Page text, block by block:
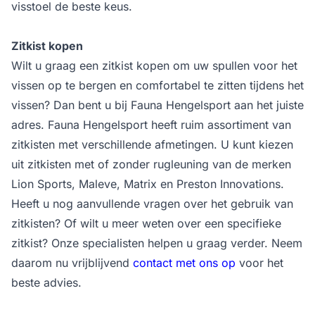
visstoel de beste keus.
Zitkist kopen
Wilt u graag een zitkist kopen om uw spullen voor het
vissen op te bergen en comfortabel te zitten tijdens het
vissen? Dan bent u bij Fauna Hengelsport aan het juiste
adres. Fauna Hengelsport heeft ruim assortiment van
zitkisten met verschillende afmetingen. U kunt kiezen
uit zitkisten met of zonder rugleuning van de merken
Lion Sports, Maleve, Matrix en Preston Innovations.
Heeft u nog aanvullende vragen over het gebruik van
zitkisten? Of wilt u meer weten over een specifieke
zitkist? Onze specialisten helpen u graag verder. Neem
daarom nu vrijblijvend contact met ons op voor het
beste advies.